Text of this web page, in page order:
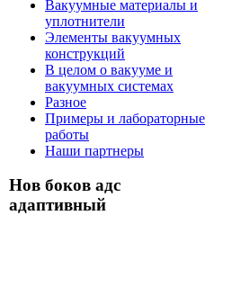
Вакуумные материалы и
уплотнители
Элементы вакуумных
конструкций
В целом о вакууме и
вакуумных системах
Разное
Примеры и лабораторные
работы
Наши партнеры
Нов боков адс
адаптивный